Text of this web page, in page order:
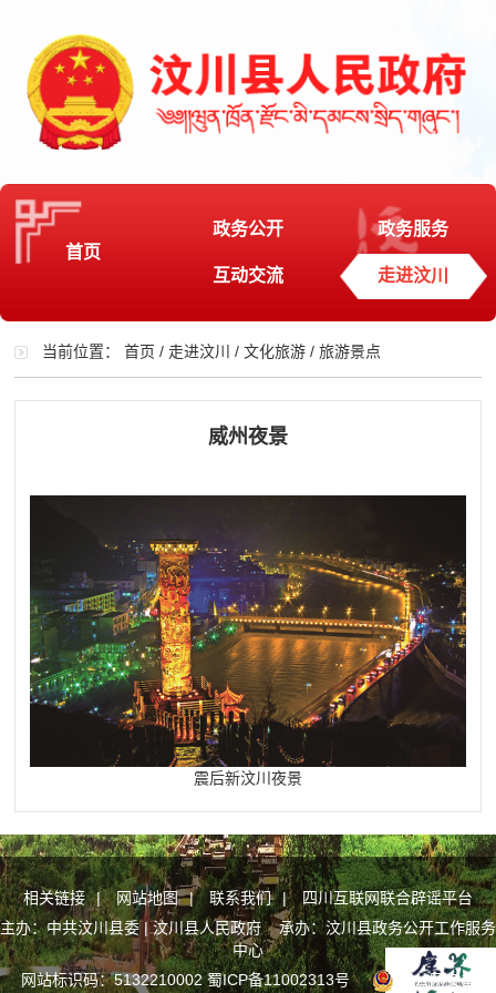
首页
政务公开 政务服务
互动交流 走进汶川
当前位置：首页 /走进汶川 /文化旅游 /旅游景点
威州夜景
震后新汶川夜景
相关链接 | 网站地图 | 联系我们 |
四川互联网联合辟谣平台
主办：中共汶川县委 | 汶川县人民政府 承办：汶川县政务公开工作服务
中心
网站标识码：5132210002蜀ICP备11002313号 川公网安备